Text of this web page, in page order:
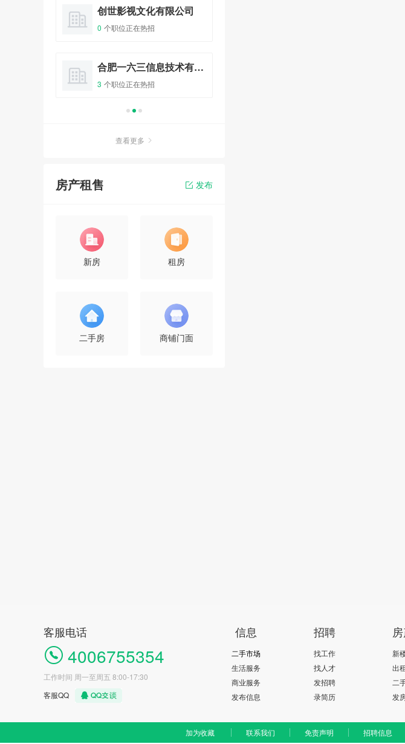
亲主体派对
相亲会
20人已报名
创世影视文化有限公司
0 个职位正在热招
合肥一六三信息技术有限公司
3 个职位正在热招
查看更多
房产租售 发布
新房 租房
二手房 商铺门面
客服电话
4006755354
工作时间 周一至周五 8:00-17:30
客服QQ
信息
二手市场
生活服务
商业服务
发布信息
招聘
找工作
找人才
发招聘
录简历
新
出
二
发
加为收藏 联系我们 免责声明 招聘信息